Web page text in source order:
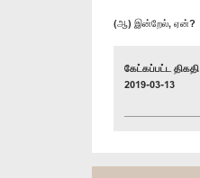
(ஆ) இன்றேல், ஏன்?
கேட்கப்பட்ட திகதி
2019-03-13